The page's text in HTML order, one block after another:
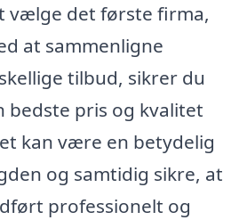
vælge det første firma,
at sammenligne
tilbud, sikrer du
bedste pris og kvalitet
kan være en betydelig
og samtidig sikre, at
professionelt og